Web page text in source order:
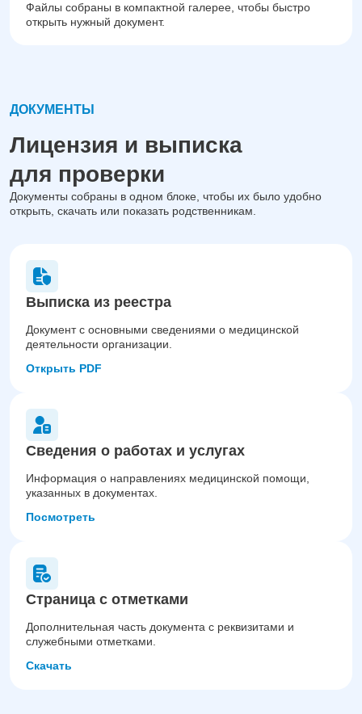
Файлы собраны в компактной галерее, чтобы быстро
открыть нужный документ.
ДОКУМЕНТЫ
Лицензия и выписка
для проверки
Документы собраны в одном блоке, чтобы их было удобно
открыть, скачать или показать родственникам.
Выписка из реестра
Документ с основными сведениями о медицинской
деятельности организации.
Открыть PDF
Сведения о работах и услугах
Информация о направлениях медицинской помощи,
указанных в документах.
Посмотреть
Страница с отметками
Дополнительная часть документа с реквизитами и
служебными отметками.
Скачать